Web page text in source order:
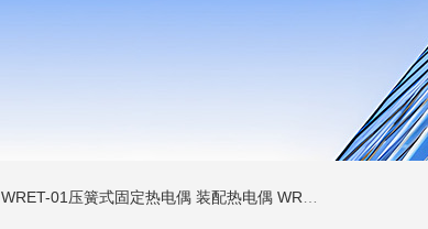
WRET-01压簧式固定热电偶 装配热电偶 WRP高温贵金属铂铑热电偶